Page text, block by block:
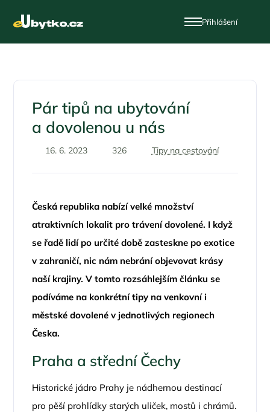
Přihlášení
Pár tipů na ubytování
a dovolenou u nás
16. 6. 2023 326 Tipy na cestování
Česká republika nabízí velké množství
atraktivních lokalit pro trávení dovolené. I když
se řadě lidí po určité době zasteskne po exotice
v zahraničí, nic nám nebrání objevovat krásy
naší krajiny. V tomto rozsáhlejším článku se
podíváme na konkrétní tipy na venkovní i
městské dovolené v jednotlivých regionech
Česka.
Praha a střední Čechy
Historické jádro Prahy je nádhernou destinací
pro pěší prohlídky starých uliček, mostů i chrámů.